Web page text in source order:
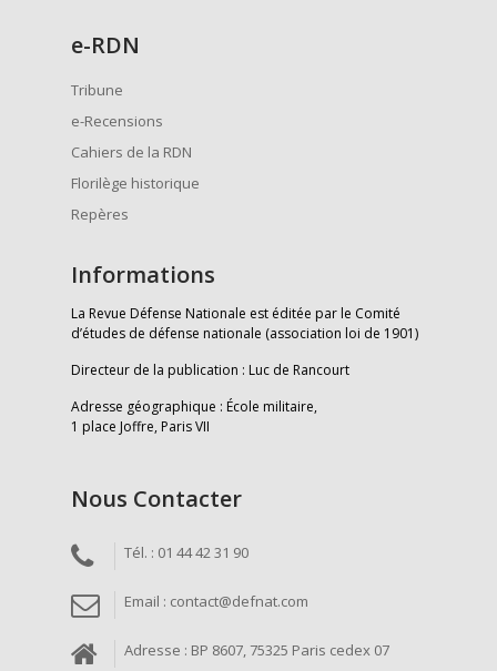
e-RDN
Tribune
e-Recensions
Cahiers de la RDN
Florilège historique
Repères
Informations
La Revue Défense Nationale est éditée par le Comité
d’études de défense nationale (association loi de 1901)
Directeur de la publication : Luc de Rancourt
Adresse géographique : École militaire,
1 place Joffre, Paris VII
Nous Contacter
Tél. : 01 44 42 31 90
Email : contact@defnat.com
Adresse : BP 8607, 75325 Paris cedex 07